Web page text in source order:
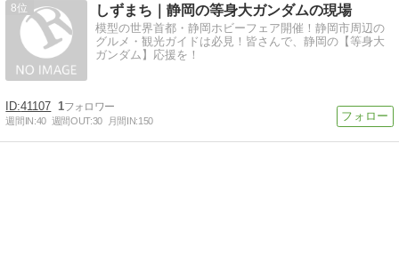
8 しずまち｜静岡の等身大ガンダムの現場
模型の世界首都・静岡ホビーフェア開催！静岡市周辺の
グルメ・観光ガイドは必見！皆さんで、静岡の【等身大
ガンダム】応援を！
41107 1
週間IN:40 週間OUT:30 月間IN:150